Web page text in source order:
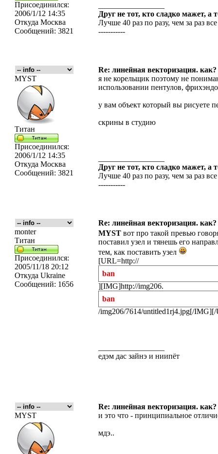
Присоединился:
2006/1/12 14:35
Откуда Москва
Сообщений: 3821
Друг не тот, кто сладко мажет, а
Лучше 40 раз по разу, чем за раз
-----------
Re: линейная векторизация. как?
MYST
Титан
Присоединился:
2006/1/12 14:35
Откуда Москва
Сообщений: 3821
я не корельщик поэтому не
использовании пентулов,
у вам объект который вы рисуете
скрины в студию
Друг не тот, кто сладко мажет, а
Лучше 40 раз по разу, чем за раз
-----------
Re: линейная векторизация. как?
monter
Титан
Присоединился:
2005/11/18 20:12
Откуда Ukraine
Сообщений: 1656
MYST вот про такой превью
поставил узел и тянешь его
тем, как поставить узел
[URL=http://
ban
][IMG]http://img206.
ban
/img206/7614/untitled1rj4.jpg[/
едэм дас зайнэ и ниипёт
Re: линейная векторизация. как?
MYST
и это что - принципиальное
мдэ..